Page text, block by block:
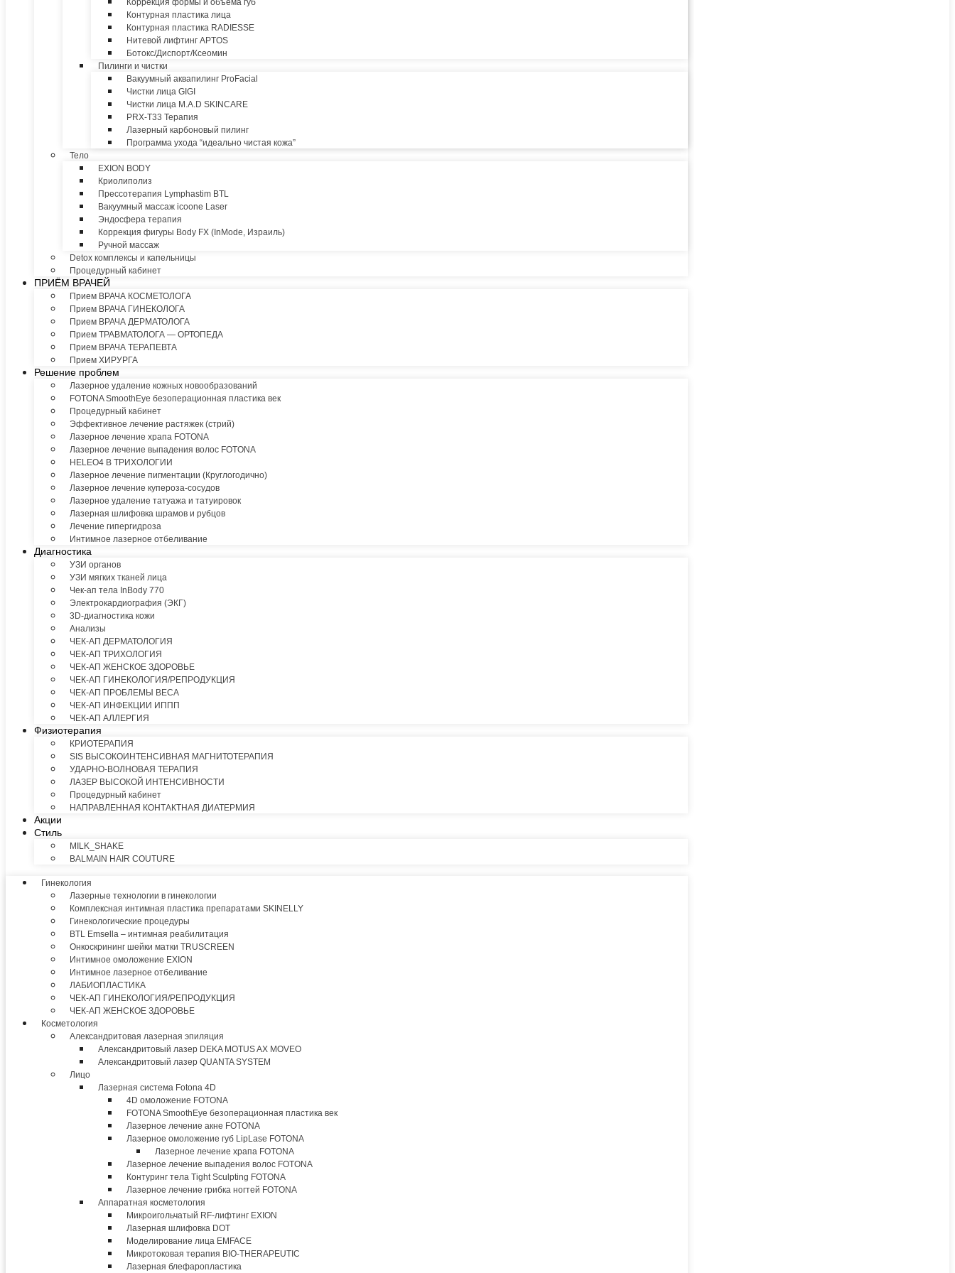
Коррекция формы и объема губ
Контурная пластика лица
Контурная пластика RADIESSE
Нитевой лифтинг APTOS
Ботокс/Диспорт/Ксеомин
Пилинги и чистки
Вакуумный аквапилинг ProFacial
Чистки лица GIGI
Чистки лица M.A.D SKINCARE
PRX-T33 Терапия
Лазерный карбоновый пилинг
Программа ухода “идеально чистая кожа”
Тело
EXION BODY
Криолиполиз
Прессотерапия Lymphastim BTL
Вакуумный массаж icoone Laser
Эндосфера терапия
Коррекция фигуры Body FX (InMode, Израиль)
Ручной массаж
Detox комплексы и капельницы
Процедурный кабинет
ПРИЁМ ВРАЧЕЙ
Прием ВРАЧА КОСМЕТОЛОГА
Прием ВРАЧА ГИНЕКОЛОГА
Прием ВРАЧА ДЕРМАТОЛОГА
Прием ТРАВМАТОЛОГА — ОРТОПЕДА
Прием ВРАЧА ТЕРАПЕВТА
Прием ХИРУРГА
Решение проблем
Лазерное удаление кожных новообразований
FOTONA SmoothEye безоперационная пластика век
Процедурный кабинет
Эффективное лечение растяжек (стрий)
Лазерное лечение храпа FOTONA
Лазерное лечение выпадения волос FOTONA
HELEO4 В ТРИХОЛОГИИ
Лазерное лечение пигментации (Круглогодично)
Лазерное лечение купероза-сосудов
Лазерное удаление татуажа и татуировок
Лазерная шлифовка шрамов и рубцов
Лечение гипергидроза
Интимное лазерное отбеливание
Диагностика
УЗИ органов
УЗИ мягких тканей лица
Чек-ап тела InBody 770
Электрокардиография (ЭКГ)
3D-диагностика кожи
Анализы
ЧЕК-АП ДЕРМАТОЛОГИЯ
ЧЕК-АП ТРИХОЛОГИЯ
ЧЕК-АП ЖЕНСКОЕ ЗДОРОВЬЕ
ЧЕК-АП ГИНЕКОЛОГИЯ/РЕПРОДУКЦИЯ
ЧЕК-АП ПРОБЛЕМЫ ВЕСА
ЧЕК-АП ИНФЕКЦИИ ИППП
ЧЕК-АП АЛЛЕРГИЯ
Физиотерапия
КРИОТЕРАПИЯ
SIS ВЫСОКОИНТЕНСИВНАЯ МАГНИТОТЕРАПИЯ
УДАРНО-ВОЛНОВАЯ ТЕРАПИЯ
ЛАЗЕР ВЫСОКОЙ ИНТЕНСИВНОСТИ
Процедурный кабинет
НАПРАВЛЕННАЯ КОНТАКТНАЯ ДИАТЕРМИЯ
Акции
Стиль
MILK_SHAKE
BALMAIN HAIR COUTURE
Гинекология
Лазерные технологии в гинекологии
Комплексная интимная пластика препаратами SKINELLY
Гинекологические процедуры
BTL Emsella – интимная реабилитация
Онкоскрининг шейки матки TRUSCREEN
Интимное омоложение EXION
Интимное лазерное отбеливание
ЛАБИОПЛАСТИКА
ЧЕК-АП ГИНЕКОЛОГИЯ/РЕПРОДУКЦИЯ
ЧЕК-АП ЖЕНСКОЕ ЗДОРОВЬЕ
Косметология
Александритовая лазерная эпиляция
Александритовый лазер DEKA MOTUS AX MOVEO
Александритовый лазер QUANTA SYSTEM
Лицо
Лазерная система Fotona 4D
4D омоложение FOTONA
FOTONA SmoothEye безоперационная пластика век
Лазерное лечение акне FOTONA
Лазерное омоложение губ LipLase FOTONA
Лазерное лечение храпа FOTONA
Лазерное лечение выпадения волос FOTONA
Контуринг тела Tight Sculpting FOTONA
Лазерное лечение грибка ногтей FOTONA
Аппаратная косметология
Микроигольчатый RF-лифтинг EXION
Лазерная шлифовка DOT
Моделирование лица EMFACE
Микротоковая терапия BIO-THERAPEUTIC
Лазерная блефаропластика